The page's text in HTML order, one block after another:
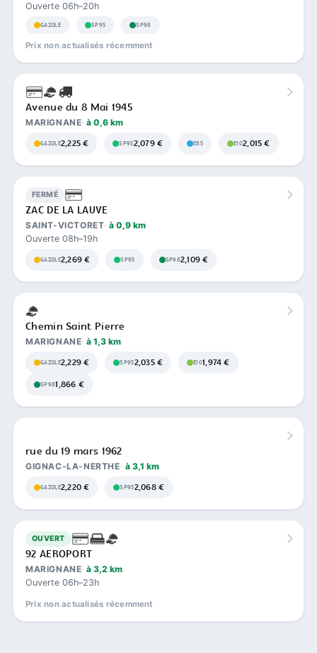
Ouverte 06h–20h
GAZOLE SP95 SP98
Prix non actualisés récemment
Avenue du 8 Mai 1945
MARIGNANE à 0,6 km
GAZOLE2,225 € SP952,079 € E85 E102,015 €
FERMÉ
ZAC DE LA LAUVE
SAINT-VICTORET à 0,9 km
Ouverte 08h–19h
GAZOLE2,269 € SP95 SP982,109 €
Chemin Saint Pierre
MARIGNANE à 1,3 km
GAZOLE2,229 € SP952,035 € E101,974 €
SP981,866 €
rue du 19 mars 1962
GIGNAC-LA-NERTHE à 3,1 km
GAZOLE2,220 € SP952,068 €
OUVERT
92 AEROPORT
MARIGNANE à 3,2 km
Ouverte 06h–23h
Prix non actualisés récemment